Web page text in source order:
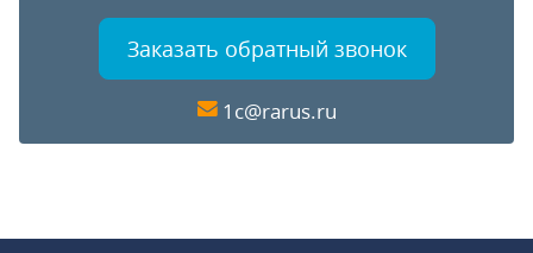
Заказать обратный звонок
1c@rarus.ru